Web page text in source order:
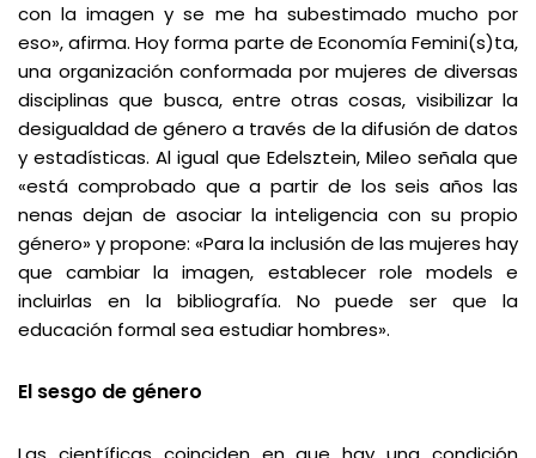
con la imagen y se me ha subestimado mucho por
eso», afirma. Hoy forma parte de Economía Femini(s)ta,
una organización conformada por mujeres de diversas
disciplinas que busca, entre otras cosas, visibilizar la
desigualdad de género a través de la difusión de datos
y estadísticas. Al igual que Edelsztein, Mileo señala que
«está comprobado que a partir de los seis años las
nenas dejan de asociar la inteligencia con su propio
género» y propone: «Para la inclusión de las mujeres hay
que cambiar la imagen, establecer role models e
incluirlas en la bibliografía. No puede ser que la
educación formal sea estudiar hombres».
El sesgo de género